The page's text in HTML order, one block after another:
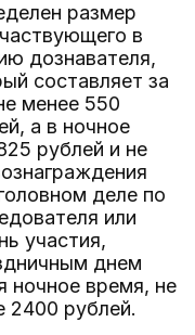
размер
в
дознавателя,
составляет за
менее 550
а в ночное
рублей и не
деле по
или
участия,
днем
ночное время, не
2400 рублей.